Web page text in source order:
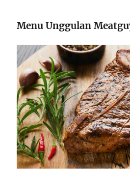
Menu Unggulan